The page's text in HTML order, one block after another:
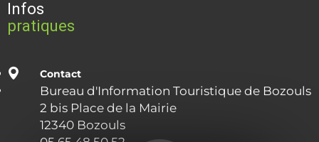
Infos
pratiques
Contact
Bureau d'Information Touristique de Bozouls
2 bis Place de la Mairie
12340 Bozouls